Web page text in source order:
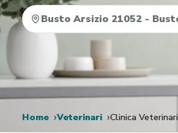
Busto Arsizio 21052 -
Home Veterinari Clinica